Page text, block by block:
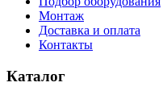
Монтаж
Доставка и оплата
Контакты
Каталог